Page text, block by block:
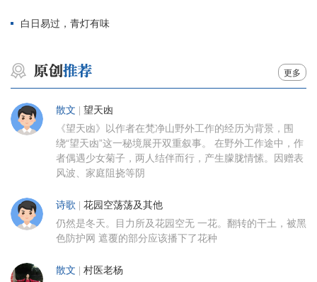
白日易过，青灯有味
更多
散文 望天凼
《望天凼》以作者在梵净山野外工作的经历为背景，围
绕“望天凼”这一秘境展开双重叙事。 在野外工作途中，作
者偶遇少女菊子，两人结伴而行，产生朦胧情愫。因赠表
风波、家庭阻挠等阴
诗歌 花园空荡荡及其他
仍然是冬天。目力所及花园空无 一花。翻转的干土，被黑
色防护网 遮覆的部分应该播下了花种
散文 村医老杨